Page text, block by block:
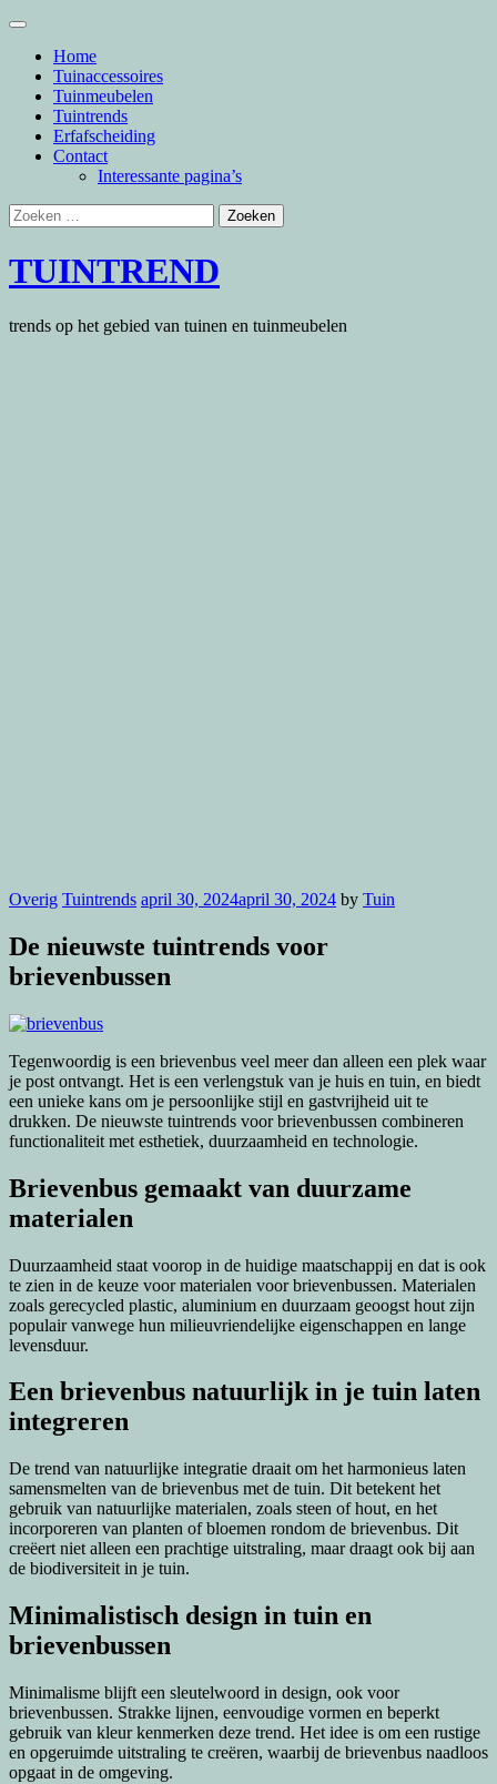
Skip
contentHome
Tuinaccessoires
Tuinmeubelen
Tuintrends
Erfafscheiding
Contact
Interessante pagina’s
Zoeken
naar:
TUINTREND
trends op het gebied van tuinen en tuinmeubelen
Overig Tuintrends april 30, 2024april 30, 2024 by Tuin
De nieuwste tuintrends voor
brievenbussen
Tegenwoordig is een brievenbus veel meer dan alleen een plek waar
je post ontvangt. Het is een verlengstuk van je huis en tuin, en biedt
een unieke kans om je persoonlijke stijl en gastvrijheid uit te
drukken. De nieuwste tuintrends voor brievenbussen combineren
functionaliteit met esthetiek, duurzaamheid en technologie.
Brievenbus gemaakt van duurzame
materialen
Duurzaamheid staat voorop in de huidige maatschappij en dat is ook
te zien in de keuze voor materialen voor brievenbussen. Materialen
zoals gerecycled plastic, aluminium en duurzaam geoogst hout zijn
populair vanwege hun milieuvriendelijke eigenschappen en lange
levensduur.
Een brievenbus natuurlijk in je tuin laten
integreren
De trend van natuurlijke integratie draait om het harmonieus laten
samensmelten van de brievenbus met de tuin. Dit betekent het
gebruik van natuurlijke materialen, zoals steen of hout, en het
incorporeren van planten of bloemen rondom de brievenbus. Dit
creëert niet alleen een prachtige uitstraling, maar draagt ook bij aan
de biodiversiteit in je tuin.
Minimalistisch design in tuin en
brievenbussen
Minimalisme blijft een sleutelwoord in design, ook voor
brievenbussen. Strakke lijnen, eenvoudige vormen en beperkt
gebruik van kleur kenmerken deze trend. Het idee is om een rustige
en opgeruimde uitstraling te creëren, waarbij de brievenbus naadloos
opgaat in de omgeving.